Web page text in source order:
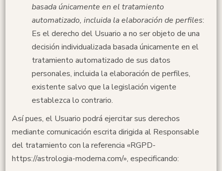
basada únicamente en el tratamiento
automatizado, incluida la elaboración de perfiles:
Es el derecho del Usuario a no ser objeto de una
decisión individualizada basada únicamente en el
tratamiento automatizado de sus datos
personales, incluida la elaboración de perfiles,
existente salvo que la legislación vigente
establezca lo contrario.
Así pues, el Usuario podrá ejercitar sus derechos
mediante comunicación escrita dirigida al Responsable
del tratamiento con la referencia «RGPD-
https://astrologia-moderna.com/», especificando: